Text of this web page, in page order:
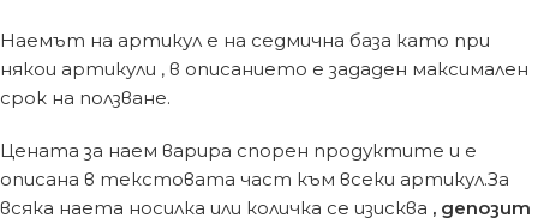
Наемът на артикул е на седмична база като при
някои артикули , в описанието е зададен максимален
срок на ползване.
Цената за наем варира спорен продуктите и е
описана в текстовата част към всеки артикул.За
всяка наета носилка или количка се изисква , депозит